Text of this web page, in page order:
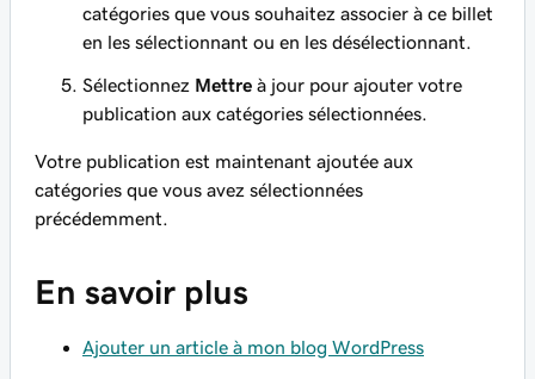
catégories que vous souhaitez associer à ce billet
en les sélectionnant ou en les désélectionnant.
Sélectionnez Mettre à jour pour ajouter votre
publication aux catégories sélectionnées.
Votre publication est maintenant ajoutée aux
catégories que vous avez sélectionnées
précédemment.
En savoir plus
Ajouter un article à mon blog WordPress